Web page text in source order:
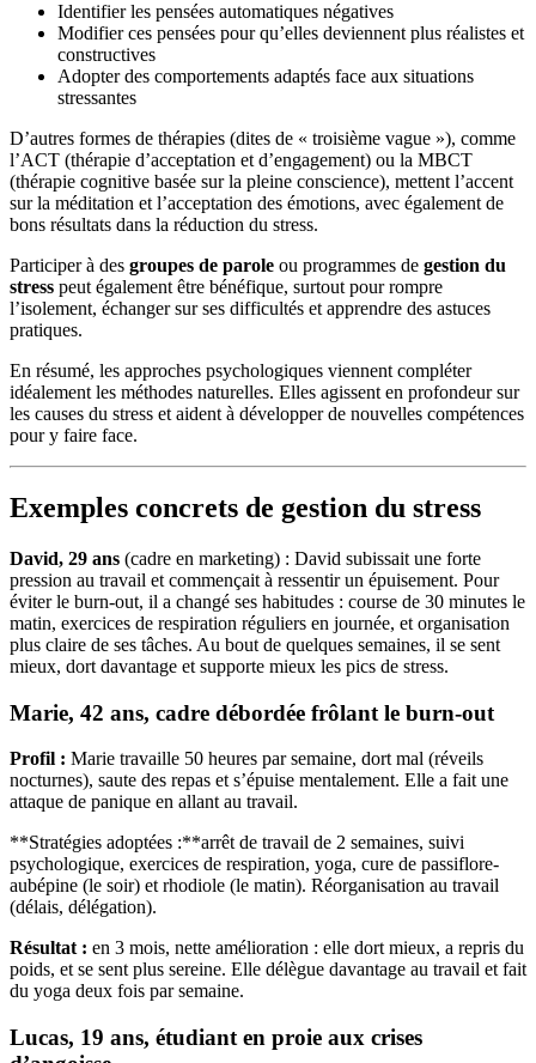
Identifier les pensées automatiques négatives
Modifier ces pensées pour qu’elles deviennent plus réalistes et
constructives
Adopter des comportements adaptés face aux situations
stressantes
D’autres formes de thérapies (dites de « troisième vague »), comme
l’ACT (thérapie d’acceptation et d’engagement) ou la MBCT
(thérapie cognitive basée sur la pleine conscience), mettent l’accent
sur la méditation et l’acceptation des émotions, avec également de
bons résultats dans la réduction du stress.
Participer à des groupes de parole ou programmes de gestion du
stress peut également être bénéfique, surtout pour rompre
l’isolement, échanger sur ses difficultés et apprendre des astuces
pratiques.
En résumé, les approches psychologiques viennent compléter
idéalement les méthodes naturelles. Elles agissent en profondeur sur
les causes du stress et aident à développer de nouvelles compétences
pour y faire face.
Exemples concrets de gestion du stress
David, 29 ans (cadre en marketing) : David subissait une forte
pression au travail et commençait à ressentir un épuisement. Pour
éviter le burn-out, il a changé ses habitudes : course de 30 minutes le
matin, exercices de respiration réguliers en journée, et organisation
plus claire de ses tâches. Au bout de quelques semaines, il se sent
mieux, dort davantage et supporte mieux les pics de stress.
Marie, 42 ans, cadre débordée frôlant le burn-out
Profil : Marie travaille 50 heures par semaine, dort mal (réveils
nocturnes), saute des repas et s’épuise mentalement. Elle a fait une
attaque de panique en allant au travail.
**Stratégies adoptées :**arrêt de travail de 2 semaines, suivi
psychologique, exercices de respiration, yoga, cure de passiflore-
aubépine (le soir) et rhodiole (le matin). Réorganisation au travail
(délais, délégation).
Résultat : en 3 mois, nette amélioration : elle dort mieux, a repris du
poids, et se sent plus sereine. Elle délègue davantage au travail et fait
du yoga deux fois par semaine.
Lucas, 19 ans, étudiant en proie aux crises